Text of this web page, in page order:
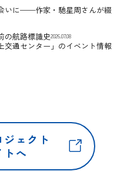
いに──作家・馳星周さんが綴
の航路標識史2026.07.08
交通センター」のイベント情報
ェクト
トへ